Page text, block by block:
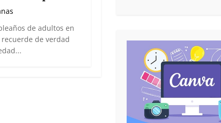
de adultos en
de verdad